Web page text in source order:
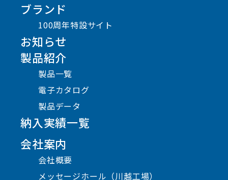
ブランド
100周年特設サイト
お知らせ
製品紹介
製品一覧
電子カタログ
製品データ
納入実績一覧
会社案内
会社概要
メッセージホール（川越工場）